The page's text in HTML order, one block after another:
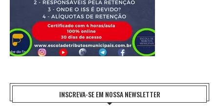
INSCREVA-SE EM NOSSA NEWSLETTER